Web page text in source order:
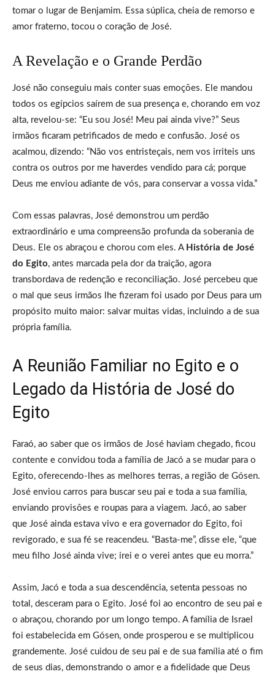
tomar o lugar de Benjamim. Essa súplica, cheia de remorso e
amor fraterno, tocou o coração de José.
A Revelação e o Grande Perdão
José não conseguiu mais conter suas emoções. Ele mandou
todos os egípcios saírem de sua presença e, chorando em voz
alta, revelou-se: “Eu sou José! Meu pai ainda vive?” Seus
irmãos ficaram petrificados de medo e confusão. José os
acalmou, dizendo: “Não vos entristeçais, nem vos irriteis uns
contra os outros por me haverdes vendido para cá; porque
Deus me enviou adiante de vós, para conservar a vossa vida.”
Com essas palavras, José demonstrou um perdão
extraordinário e uma compreensão profunda da soberania de
Deus. Ele os abraçou e chorou com eles. A História de José
do Egito, antes marcada pela dor da traição, agora
transbordava de redenção e reconciliação. José percebeu que
o mal que seus irmãos lhe fizeram foi usado por Deus para um
propósito muito maior: salvar muitas vidas, incluindo a de sua
própria família.
A Reunião Familiar no Egito e o
Legado da História de José do
Egito
Faraó, ao saber que os irmãos de José haviam chegado, ficou
contente e convidou toda a família de Jacó a se mudar para o
Egito, oferecendo-lhes as melhores terras, a região de Gósen.
José enviou carros para buscar seu pai e toda a sua família,
enviando provisões e roupas para a viagem. Jacó, ao saber
que José ainda estava vivo e era governador do Egito, foi
revigorado, e sua fé se reacendeu. “Basta-me”, disse ele, “que
meu filho José ainda vive; irei e o verei antes que eu morra.”
Assim, Jacó e toda a sua descendência, setenta pessoas no
total, desceram para o Egito. José foi ao encontro de seu pai e
o abraçou, chorando por um longo tempo. A família de Israel
foi estabelecida em Gósen, onde prosperou e se multiplicou
grandemente. José cuidou de seu pai e de sua família até o fim
de seus dias, demonstrando o amor e a fidelidade que Deus